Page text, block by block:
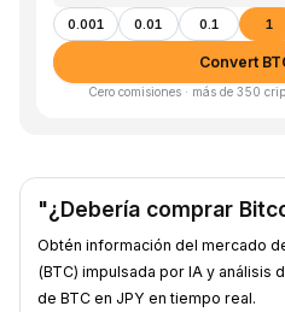
0.001 0.01 0.1 1
Convert
Cero comisiones · más de 350
"¿Debería comprar
Obtén información del mercado
(BTC) impulsada por IA y análisis
de BTC en JPY en tiempo real.